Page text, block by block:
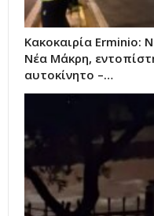
Κακοκαιρία Erminio:
Νέα Μάκρη,
αυτοκίνητο –…